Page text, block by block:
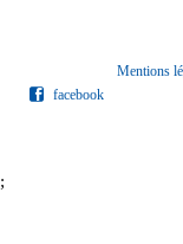
facebook
Mentions
;